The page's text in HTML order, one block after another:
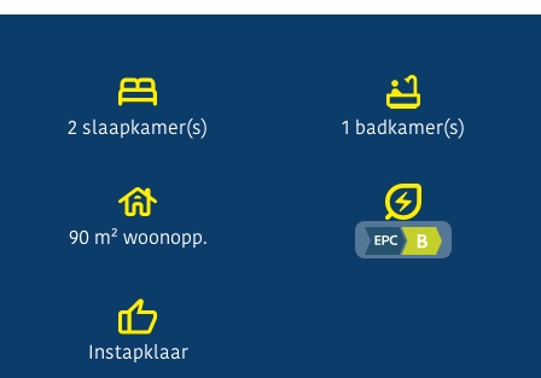
2 slaapkamer(s) 1 badkamer(s)
90 m² woonopp.
Instapklaar